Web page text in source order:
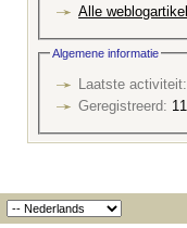
Alle
Algemene informatie
Laatste activiteit:
Geregistreerd: